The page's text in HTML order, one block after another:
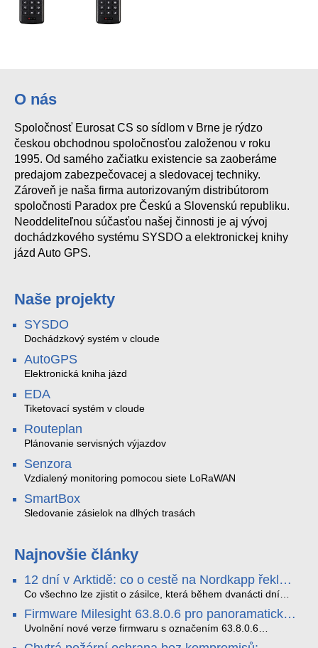
O nás
Spoločnosť Eurosat CS so sídlom v Brne je rýdzo
českou obchodnou spoločnosťou založenou v roku
1995. Od samého začiatku existencie sa zaoberáme
predajom zabezpečovacej a sledovacej techniky.
Zároveň je naša firma autorizovaným distribútorom
spoločnosti Paradox pre Českú a Slovenskú republiku.
Neoddeliteľnou súčasťou našej činnosti je aj vývoj
dochádzkového systému SYSDO a elektronickej knihy
jázd Auto GPS.
Naše projekty
SYSDO
Dochádzkový systém v cloude
AutoGPS
Elektronická kniha jázd
EDA
Tiketovací systém v cloude
Routeplan
Plánovanie servisných výjazdov
Senzora
Vzdialený monitoring pomocou siete LoRaWAN
SmartBox
Sledovanie zásielok na dlhých trasách
Najnovšie články
12 dní v Arktidě: co o cestě na Nordkapp řekla
data ze SMARTBOX 2 MAX
Co všechno lze zjistit o zásilce, která během dvanácti dní
Tromsø přes Lofoty, Kirunu a finské Laponsko až na
Nordkapp. Bez jediného dobití, v mrazu až −13 °C a mimo
stabilní mobilní signál zaznamenával polohu, teplotu, světlo,
Firmware Milesight 63.8.0.6 pro panoramatické
kamery a modely řady Q1
Uvolnění nové verze firmwaru s označením 63.8.0.6
představuje důležitý posun v rozvoji funkcí a celkové stability